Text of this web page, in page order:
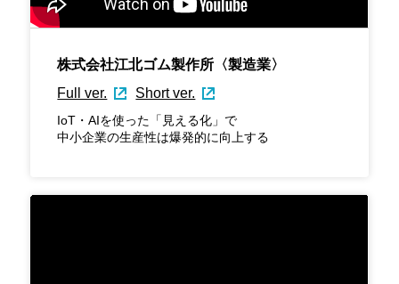
株式会社江北ゴム製作所〈製造業〉
Full ver.
Short ver.
IoT・AIを使った「見える化」で
中小企業の生産性は爆発的に向上する